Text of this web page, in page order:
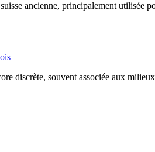
ancienne, principalement utilisée
discrète, souvent associée aux